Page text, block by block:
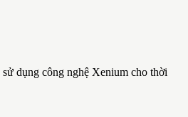
dụng công nghệ Xenium cho thời